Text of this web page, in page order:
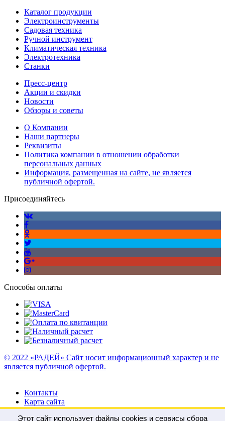
Каталог продукции
Электроинструменты
Садовая техника
Ручной инструмент
Климатическая техника
Электротехника
Станки
Пресс-центр
Акции и скидки
Новости
Обзоры и советы
О Компании
Наши партнеры
Реквизиты
Политика компании в отношении обработки
персональных данных
Информация, размещенная на сайте, не является
публичной офертой.
Присоединяйтесь
Способы оплаты
© 2022 «РАДЕЙ» Сайт носит информационный характер и не
является публичной офертой.
Контакты
Карта сайта
Этот сайт использует файлы cookies и сервисы сбора